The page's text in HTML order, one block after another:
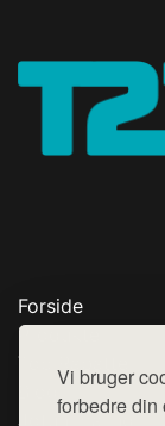
Vi bruger
forbedre din
Forside
Produkter
Top Rabatter
Jotun maling